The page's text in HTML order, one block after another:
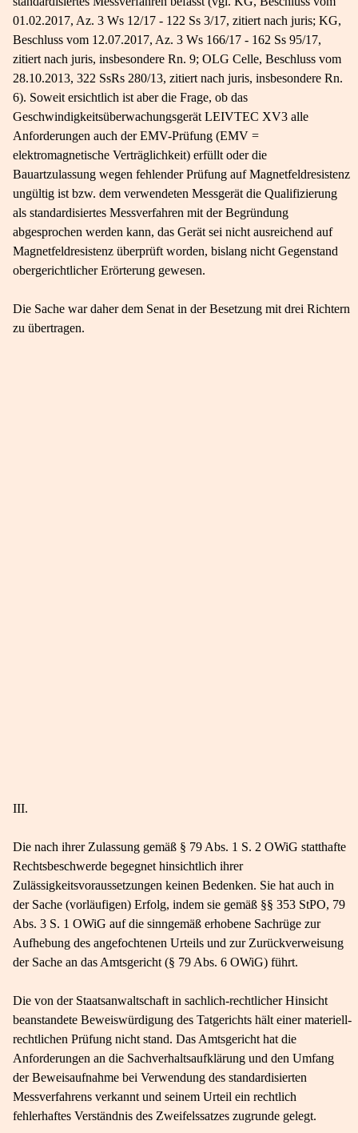
01.02.2017, Az. 3 Ws 12/17 - 122 Ss 3/17, zitiert nach juris; KG,
Beschluss vom 12.07.2017, Az. 3 Ws 166/17 - 162 Ss 95/17,
zitiert nach juris, insbesondere Rn. 9; OLG Celle, Beschluss vom
28.10.2013, 322 SsRs 280/13, zitiert nach juris, insbesondere Rn.
6). Soweit ersichtlich ist aber die Frage, ob das
Geschwindigkeitsüberwachungsgerät LEIVTEC XV3 alle
Anforderungen auch der EMV-​Prüfung (EMV =
elektromagnetische Verträglichkeit) erfüllt oder die
Bauartzulassung wegen fehlender Prüfung auf Magnetfeldresistenz
ungültig ist bzw. dem verwendeten Messgerät die Qualifizierung
als standardisiertes Messverfahren mit der Begründung
abgesprochen werden kann, das Gerät sei nicht ausreichend auf
Magnetfeldresistenz überprüft worden, bislang nicht Gegenstand
obergerichtlicher Erörterung gewesen.
Die Sache war daher dem Senat in der Besetzung mit drei Richtern
zu übertragen.
III.
Die nach ihrer Zulassung gemäß § 79 Abs. 1 S. 2 OWiG statthafte
Rechtsbeschwerde begegnet hinsichtlich ihrer
Zulässigkeitsvoraussetzungen keinen Bedenken. Sie hat auch in
der Sache (vorläufigen) Erfolg, indem sie gemäß §§ 353 StPO, 79
Abs. 3 S. 1 OWiG auf die sinngemäß erhobene Sachrüge zur
Aufhebung des angefochtenen Urteils und zur Zurückverweisung
der Sache an das Amtsgericht (§ 79 Abs. 6 OWiG) führt.
Die von der Staatsanwaltschaft in sachlich-​rechtlicher Hinsicht
beanstandete Beweiswürdigung des Tatgerichts hält einer materiell-​
rechtlichen Prüfung nicht stand. Das Amtsgericht hat die
Anforderungen an die Sachverhaltsaufklärung und den Umfang
der Beweisaufnahme bei Verwendung des standardisierten
Messverfahrens verkannt und seinem Urteil ein rechtlich
fehlerhaftes Verständnis des Zweifelssatzes zugrunde gelegt.